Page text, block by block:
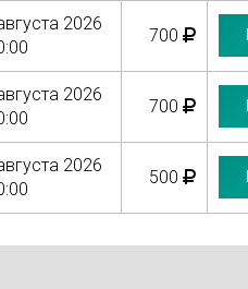
2026
700
2026
700
2026
500